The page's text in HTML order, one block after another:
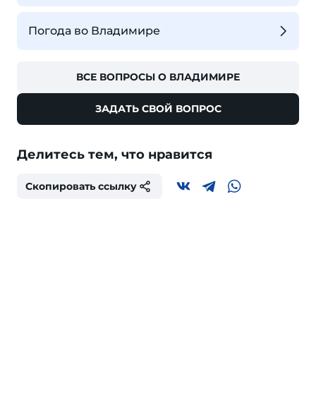
Погода во Владимире
ВСЕ ВОПРОСЫ О ВЛАДИМИРЕ
ЗАДАТЬ СВОЙ ВОПРОС
Делитесь тем, что нравится
Скопировать ссылку